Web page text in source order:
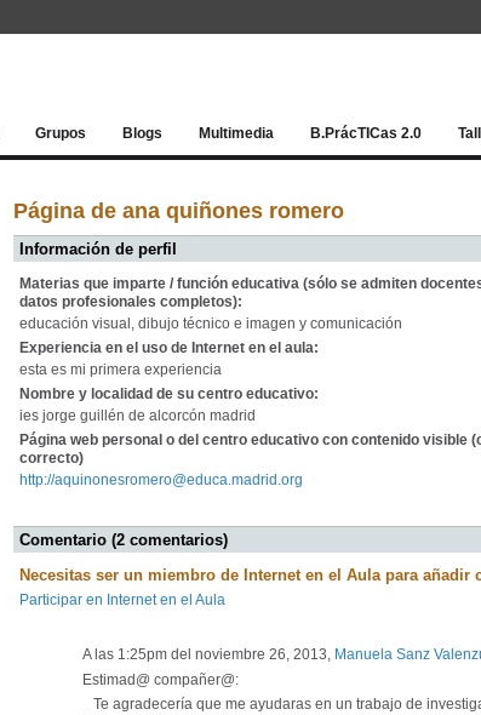
Grupos Blogs Multimedia B.PrácTICas 2.0
Página de ana quiñones romero
Información de perfil
Materias que imparte / función educativa (sólo se admiten
datos profesionales completos):
educación visual, dibujo técnico e imagen y comunicación
Experiencia en el uso de Internet en el aula:
esta es mi primera experiencia
Nombre y localidad de su centro educativo:
ies jorge guillén de alcorcón madrid
Página web personal o del centro educativo con contenido visible
correcto)
http://aquinonesromero@educa.madrid.org
Comentario (2 comentarios)
Necesitas ser un miembro de Internet en el Aula para añadir
Participar en Internet en el Aula
A las 1:25pm del noviembre 26, 2013, Manuela Sanz
Estimad@ compañer@:
Te agradecería que me ayudaras en un trabajo de